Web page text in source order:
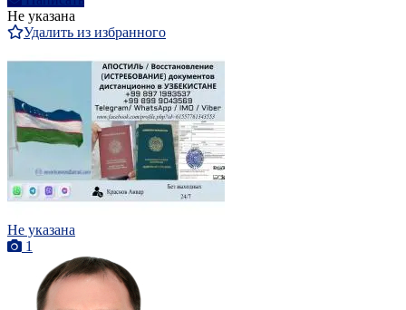
Не указана
Удалить из избранного
Не указана
1